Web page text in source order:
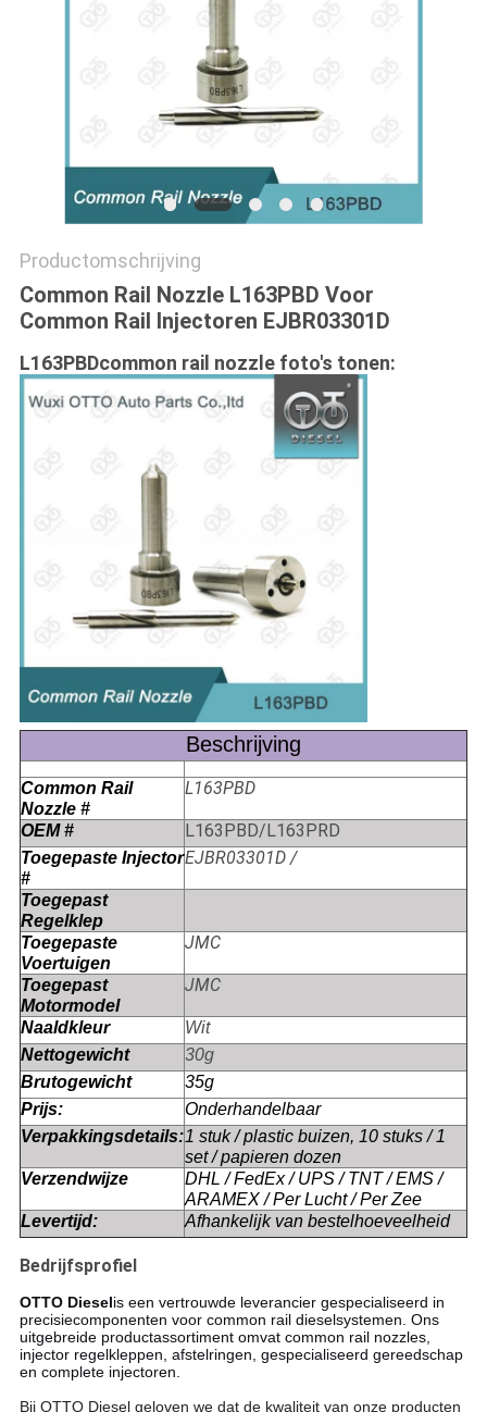
Productomschrijving
Common Rail Nozzle L163PBD Voor
Common Rail Injectoren EJBR03301D
L163PBDcommon rail nozzle foto's tonen:
Beschrijving
Common Rail
Nozzle #
L163PBD
OEM # L163PBD/L163PRD
Toegepaste Injector
#
EJBR03301D /
Toegepast
Regelklep
Toegepaste
Voertuigen
JMC
Toegepast
Motormodel
JMC
Naaldkleur
Wit
Nettogewicht
30g
Brutogewicht
35g
Prijs:
Onderhandelbaar
Verpakkingsdetails:1 stuk / plastic buizen, 10 stuks / 1
set / papieren dozen
Verzendwijze
DHL / FedEx / UPS / TNT / EMS /
ARAMEX / Per Lucht / Per Zee
Levertijd:
Afhankelijk van bestelhoeveelheid
Bedrijfsprofiel
OTTO Dieselis een vertrouwde leverancier gespecialiseerd in
precisiecomponenten voor common rail dieselsystemen. Ons
uitgebreide productassortiment omvat common rail nozzles,
injector regelkleppen, afstelringen, gespecialiseerd gereedschap
en complete injectoren.
Bij OTTO Diesel geloven we dat de kwaliteit van onze producten